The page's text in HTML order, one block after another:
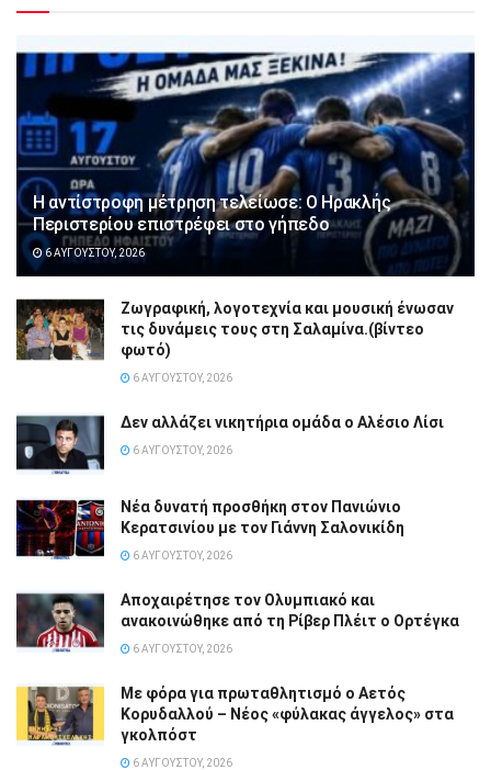
Η αντίστροφη μέτρηση τελείωσε: Ο Ηρακλής
Περιστερίου επιστρέφει στο γήπεδο
6 ΑΥΓΟΎΣΤΟΥ, 2026
Ζωγραφική, λογοτεχνία και μουσική ένωσαν
τις δυνάμεις τους στη Σαλαμίνα.(βίντεο
φωτό)
6 ΑΥΓΟΎΣΤΟΥ, 2026
Δεν αλλάζει νικητήρια ομάδα ο Αλέσιο Λίσι
6 ΑΥΓΟΎΣΤΟΥ, 2026
Νέα δυνατή προσθήκη στον Πανιώνιο
Κερατσινίου με τον Γιάννη Σαλονικίδη
6 ΑΥΓΟΎΣΤΟΥ, 2026
Αποχαιρέτησε τον Ολυμπιακό και
ανακοινώθηκε από τη Ρίβερ Πλέιτ ο Ορτέγκα
6 ΑΥΓΟΎΣΤΟΥ, 2026
Με φόρα για πρωταθλητισμό ο Αετός
Κορυδαλλού – Νέος «φύλακας άγγελος» στα
γκολπόστ
6 ΑΥΓΟΎΣΤΟΥ, 2026